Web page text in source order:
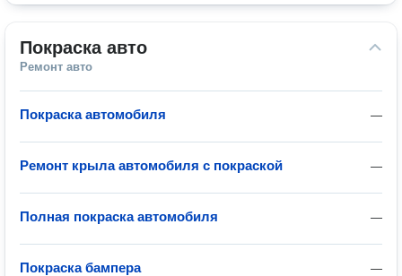
Покраска авто
Ремонт авто
—
Покраска автомобиля
—
Ремонт крыла автомобиля с покраской
—
Полная покраска автомобиля
—
Покраска бампера